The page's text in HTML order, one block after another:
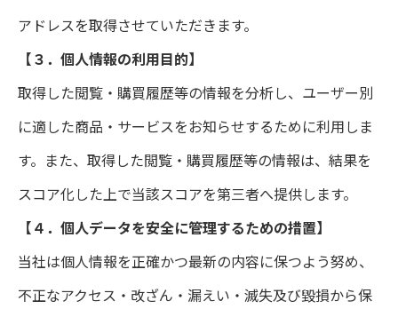
お知らせ
会社概要
お問い合わせ
アドレスを取得させていただきます。
【３．個人情報の利用目的】
取得した閲覧・購買履歴等の情報を分析し、ユーザー別
に適した商品・サービスをお知らせするために利用しま
す。また、取得した閲覧・購買履歴等の情報は、結果を
スコア化した上で当該スコアを第三者へ提供します。
【４．個人データを安全に管理するための措置】
当社は個人情報を正確かつ最新の内容に保つよう努め、
不正なアクセス・改ざん・漏えい・滅失及び毀損から保